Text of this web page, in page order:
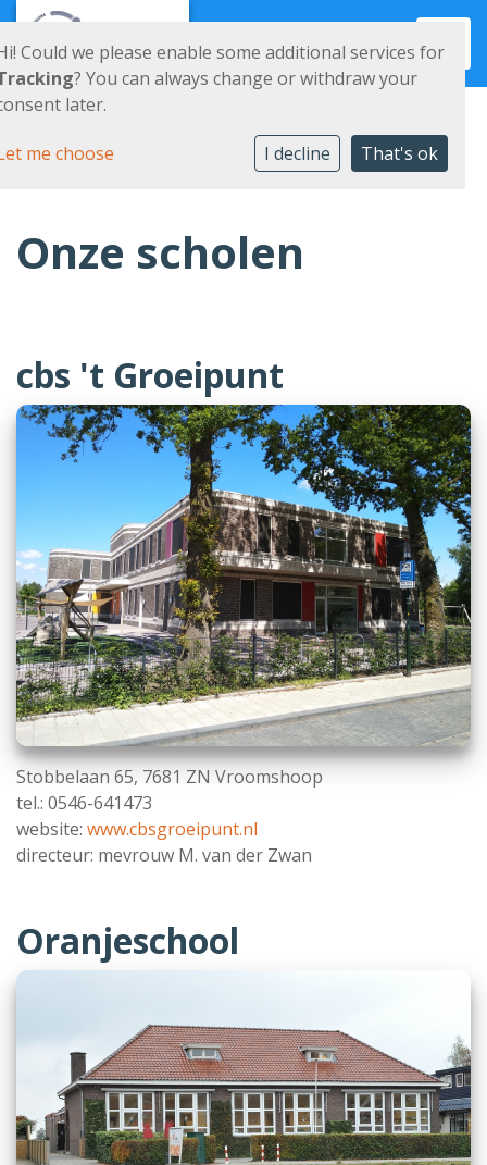
Onze scholen
cbs 't Groeipunt
Stobbelaan 65, 7681 ZN Vroomshoop
tel.: 0546-641473
website: www.cbsgroeipunt.nl
directeur: mevrouw M. van der Zwan
Oranjeschool
Could we please enable some additional services for
? You can always change or withdraw your
later.
me choose I decline That's ok